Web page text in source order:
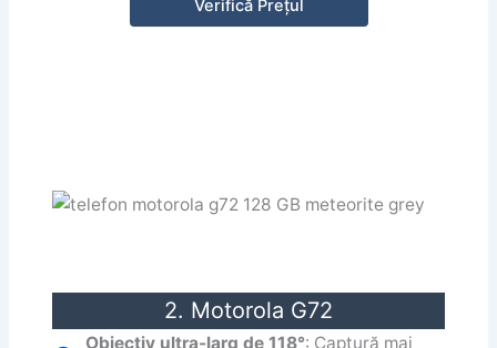
Verifică Prețul
2. Motorola G72
Obiectiv ultra-larg de 118°: Captură mai